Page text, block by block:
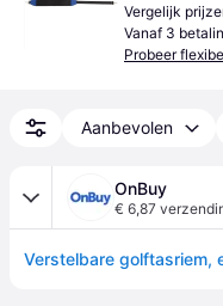
Vergelijk
Vanaf 3
Probeer
Aanbevolen
OnBuy
€ 6,87